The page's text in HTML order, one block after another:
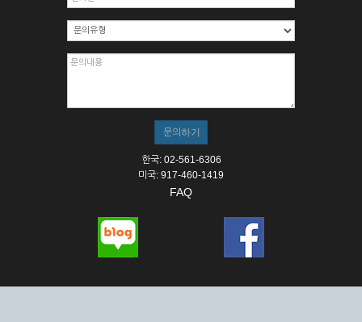
한국: 02-561-6306
미국: 917-460-1419
FAQ